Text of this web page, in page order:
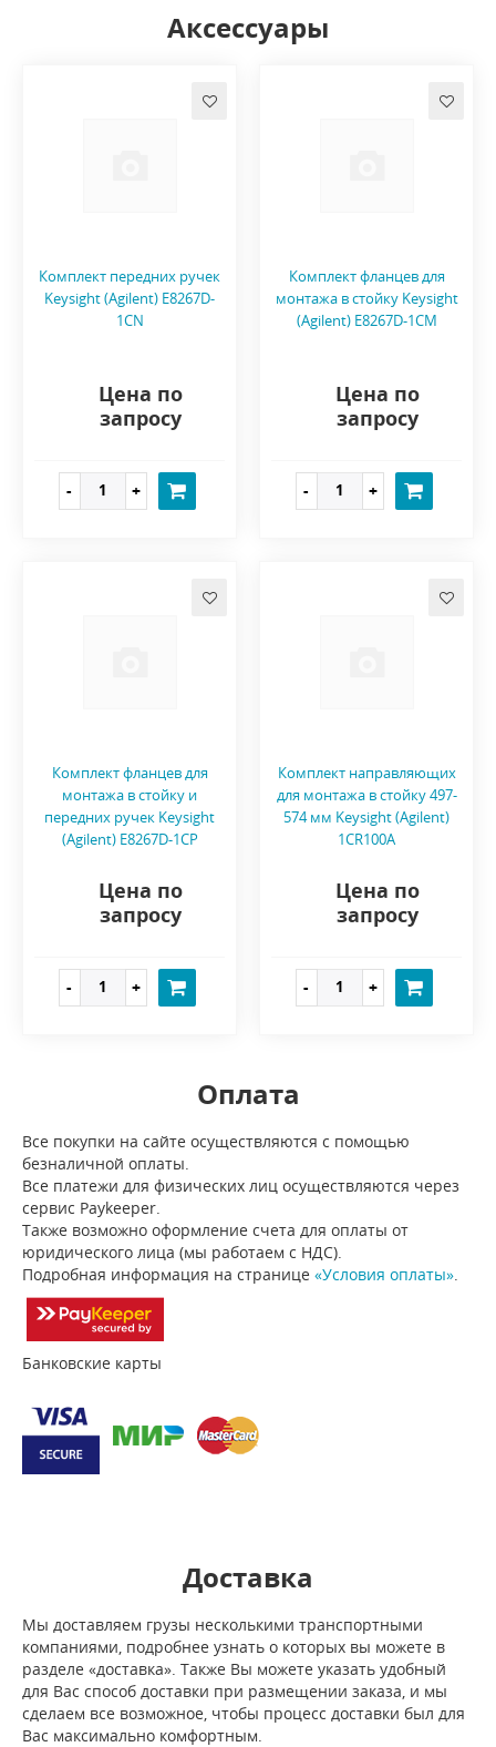
Аксессуары
Комплект передних ручек
Keysight (Agilent) E8267D-
1CN
Цена по
запросу
Комплект фланцев для
монтажа в стойку Keysight
(Agilent) E8267D-1CM
Цена по
запросу
Комплект фланцев для
монтажа в стойку и
передних ручек Keysight
(Agilent) E8267D-1CP
Цена по
запросу
Комплект направляющих
для монтажа в стойку 497-
574 мм Keysight (Agilent)
1CR100A
Цена по
запросу
Оплата
Все покупки на сайте осуществляются с помощью
безналичной оплаты.
Все платежи для физических лиц осуществляются через
сервис Paykeeper.
Также возможно оформление счета для оплаты от
юридического лица (мы работаем с НДС).
Подробная информация на странице «Условия оплаты»
Банковские карты
Доставка
Мы доставляем грузы несколькими транспортными
компаниями, подробнее узнать о которых вы можете в
разделе «доставка». Также Вы можете указать удобный
для Вас способ доставки при размещении заказа, и мы
сделаем все возможное, чтобы процесс доставки был для
Вас максимально комфортным.